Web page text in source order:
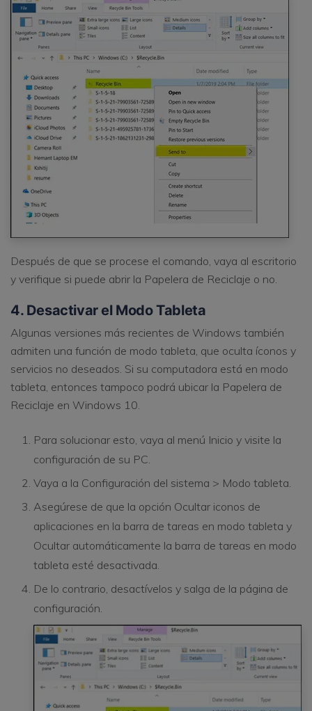
Después de que se procese el comando, vaya al escritorio
y verifique si puede abrir la Papelera de Reciclaje o no.
4. Desactivar el Modo Tableta
Algunas versiones más recientes de Windows también
admiten una función de modo tableta, que oculta íconos y
servicios no deseados. Si su computadora está en modo
tableta, entonces tampoco podrá ubicar la Papelera de
Reciclaje en Windows 10.
Para solucionar esto, vaya al menú Inicio y visite la
configuración de su PC.
Vaya a la Configuración del sistema > Modo tableta.
Asegúrese de que la opción Ocultar iconos de
aplicaciones en la barra de tareas en modo tableta y
Ocultar automáticamente la barra de tareas en modo
tableta esté desactivada.
De lo contrario, desactívelos y salga de la página de
configuración.